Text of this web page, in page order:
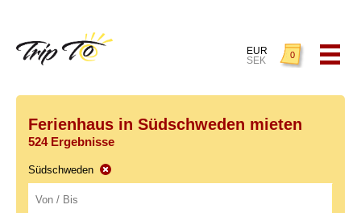
EUR
SEK
0
Ferienhaus in Südschweden mieten
524 Ergebnisse
Südschweden